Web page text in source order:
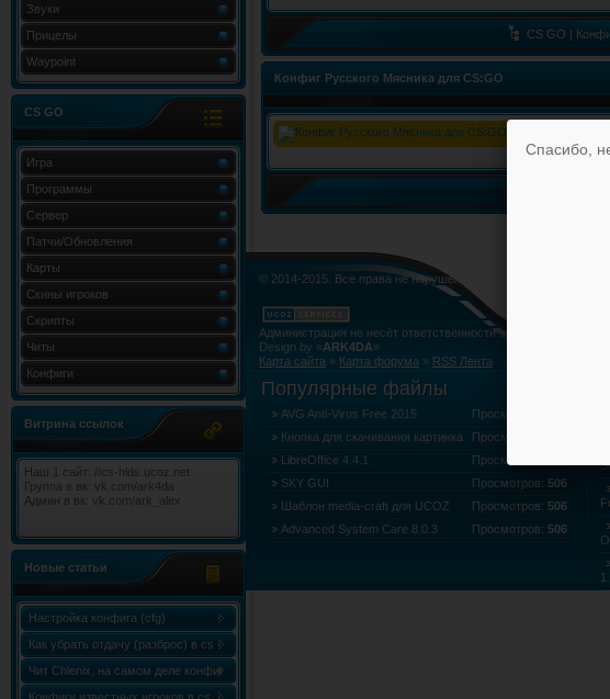
Звуки
Прицелы
Waypoint
CS GO
Игра
Программы
Сервер
Патчи/Обновления
Карты
Скины игроков
Скрипты
Читы
Конфиги
Витрина ссылок
Наш 1 сайт: //cs-hlds.ucoz.net
Группа в вк: vk.com/ark4da
Админ в вк: vk.com/ark_alex
Новые статьи
Настройка конфига (cfg)
Как убрать отдачу (разброс) в cs
1.6
Чит Chlenix, на самом деле конфиг
Chlenix.cfg, для knife!
CS GO |
Конфиг Русского Мясника для CS:GO
© 2014-2015. Все права не нарушены.
Администрация не несёт ответственности за содержащие
Design by «ARK4DA»
Карта сайта » Карта форума » RSS Лента
Популярные файлы
Просмотров:
AVG Anti-Virus Free 2015
Просмотров:
Кнопка для скачивания картинка
Просмотров:
LibreOffice 4.4.1
Просмотров: 506
SKY GUI
Просмотров: 506
Шаблон media-craft для UCOZ
Просмотров: 506
Advanced System Care 8.0.3
Спасибо,